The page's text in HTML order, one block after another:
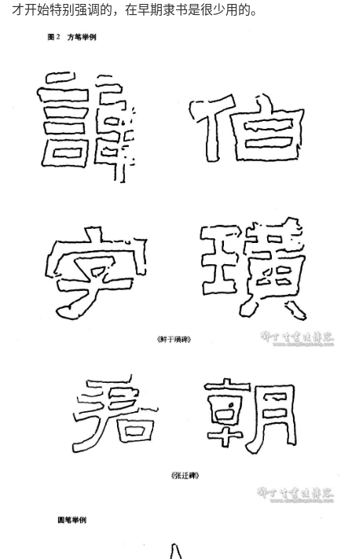
才开始特别强调的，在早期隶书是很少用的。